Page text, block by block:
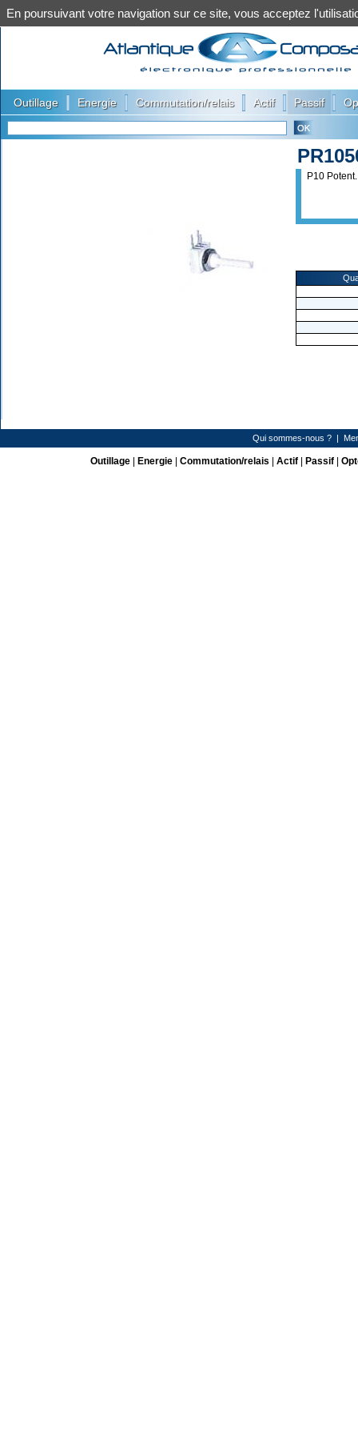
Outillage Energie Commutation/relais Actif Passif
P10
Qui sommes-nous ?|
Outillage| Energie| Commutation/relais Actif| Passif|
En poursuivant votre navigation sur ce site, vous acceptez